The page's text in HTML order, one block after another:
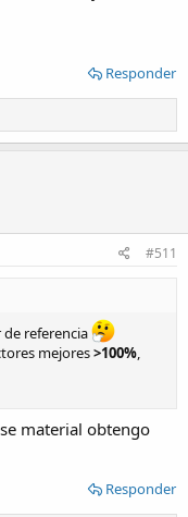
Responder
#511
referencia
mejores>100%,
material obtengo
Responder